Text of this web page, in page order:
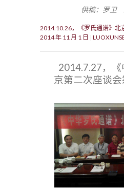
供稿：罗卫
2014.10.26，《罗氏通谱》北
2014 年 11 月 1 日
2014.7.27，
京第二次座谈